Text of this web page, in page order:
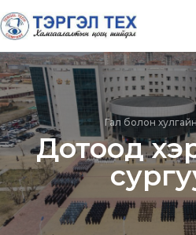
Гал болон
Дотоод